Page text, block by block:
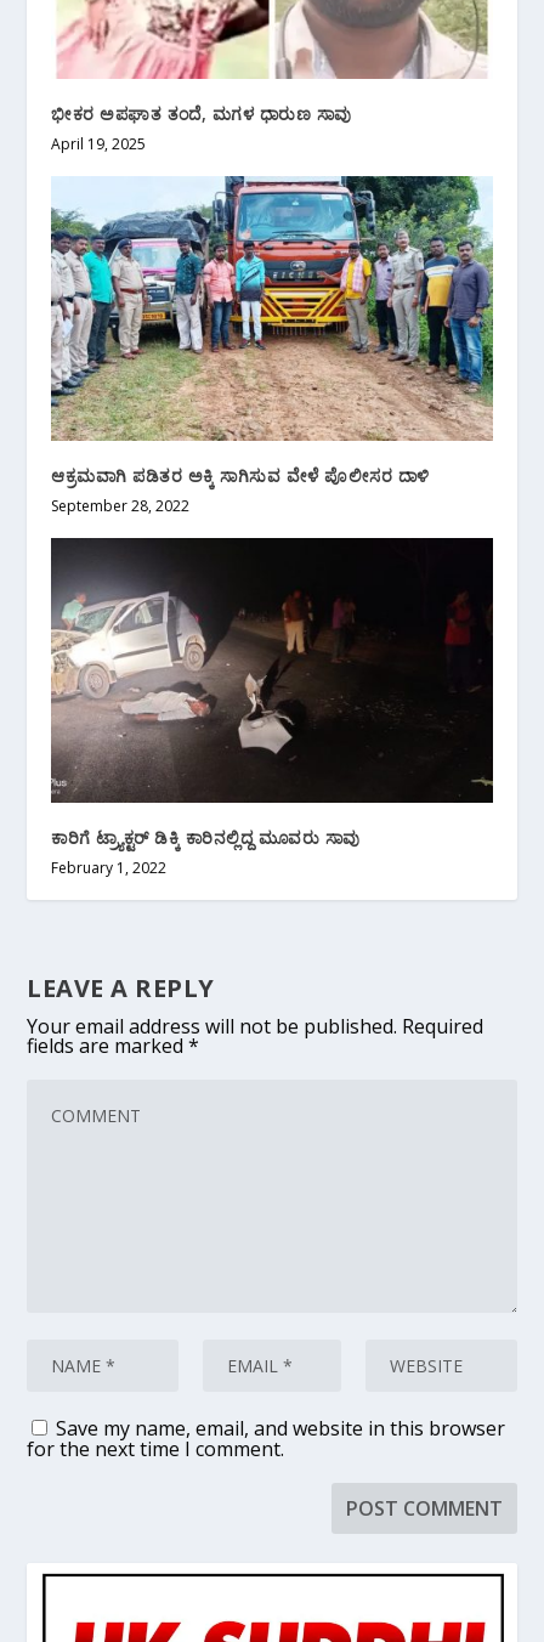
ಭೀಕರ ಅಪಘಾತ ತಂದೆ, ಮಗಳ ಧಾರುಣ ಸಾವು
April 19, 2025
ಆಕ್ರಮವಾಗಿ ಪಡಿತರ ಅಕ್ಕಿ ಸಾಗಿಸುವ ವೇಳೆ ಪೊಲೀಸರ ದಾಳಿ
September 28, 2022
ಕಾರಿಗೆ ಟ್ರ್ಯಾಕ್ಟರ್ ಡಿಕ್ಕಿ ಕಾರಿನಲ್ಲಿದ್ದ ಮೂವರು ಸಾವು
February 1, 2022
LEAVE A REPLY
Your email address will not be published. Required
fields are marked*
Save my name, email, and website in this browser
for the next time I comment.